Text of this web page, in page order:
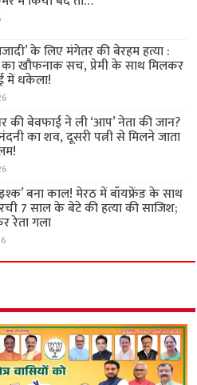
के लिए मंगेतर की बेरहम हत्या :
खौफनाक सच, प्रेमी के साथ मिलकर
में धकेला!
की बेवफाई ने ली ‘आप’ नेता की जान?
का शव, दूसरी पत्नी से मिलने जाता
बना काल! मेरठ में बॉयफ्रेंड के साथ
7 साल के बेटे की हत्या की साजिश;
रेता गला